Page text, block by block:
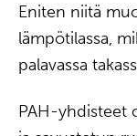
Eniten niitä
lämpötilassa,
palavassa
PAH-yhdisteet